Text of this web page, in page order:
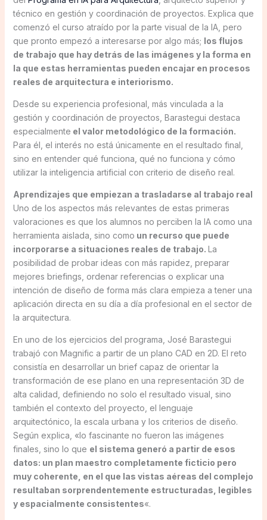
técnico en gestión y coordinación de proyectos. Explica que
comenzó el curso atraído por la parte visual de la IA, pero
que pronto empezó a interesarse por algo más; los flujos
de trabajo que hay detrás de las imágenes y la forma en
la que estas herramientas pueden encajar en procesos
reales de arquitectura e interiorismo.
Desde su experiencia profesional, más vinculada a la
gestión y coordinación de proyectos, Barastegui destaca
especialmente el valor metodológico de la formación.
Para él, el interés no está únicamente en el resultado final,
sino en entender qué funciona, qué no funciona y cómo
utilizar la inteligencia artificial con criterio de diseño real.
Aprendizajes que empiezan a trasladarse al trabajo real
Uno de los aspectos más relevantes de estas primeras
valoraciones es que los alumnos no perciben la IA como una
herramienta aislada, sino como un recurso que puede
incorporarse a situaciones reales de trabajo. La
posibilidad de probar ideas con más rapidez, preparar
mejores briefings, ordenar referencias o explicar una
intención de diseño de forma más clara empieza a tener una
aplicación directa en su día a día profesional en el sector de
la arquitectura.
En uno de los ejercicios del programa, José Barastegui
trabajó con Magnific a partir de un plano CAD en 2D. El reto
consistía en desarrollar un brief capaz de orientar la
transformación de ese plano en una representación 3D de
alta calidad, definiendo no solo el resultado visual, sino
también el contexto del proyecto, el lenguaje
arquitectónico, la escala urbana y los criterios de diseño.
Según explica, «lo fascinante no fueron las imágenes
finales, sino lo que el sistema generó a partir de esos
datos: un plan maestro completamente ficticio pero
muy coherente, en el que las vistas aéreas del complejo
resultaban sorprendentemente estructuradas, legibles
y espacialmente consistentes«.